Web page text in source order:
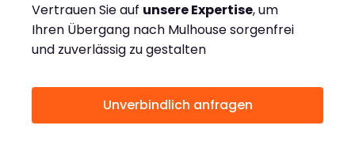
Vertrauen Sie auf unsere Expertise, um
Ihren Übergang nach Mulhouse sorgenfrei
und zuverlässig zu gestalten
Unverbindlich anfragen